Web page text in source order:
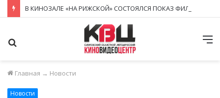
Главная → Новости
Новости